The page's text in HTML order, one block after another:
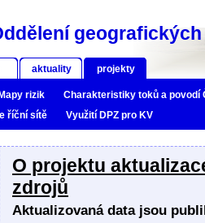
aktuality projekty
Mapy rizik
Charakteristiky toků a povodí
říční sítě Využití DPZ pro KV
O projektu
zdrojů
Aktualizovaná data jsou